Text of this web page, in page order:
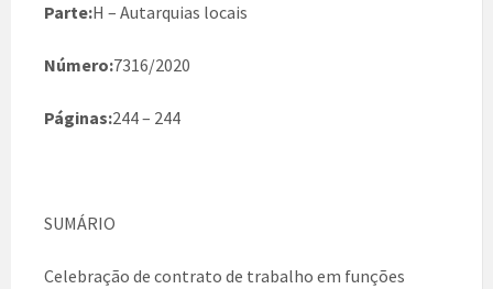
Parte:H – Autarquias locais
Número:7316/2020
Páginas:244 – 244
SUMÁRIO
Celebração de contrato de trabalho em funções